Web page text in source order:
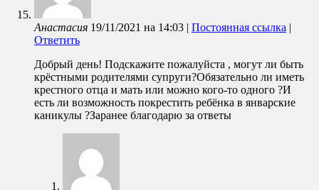
Анастасия 19/11/2021 на 14:03 | Постоянная ссылка |
Ответить
Добрый день! Подскажите пожалуйста , могут ли быть
крёстными родителями супруги?Обязательно ли иметь
крестного отца и мать или можно кого-то одного ?И
есть ли возможность покрестить ребёнка в январские
каникулы ?Заранее благодарю за ответы